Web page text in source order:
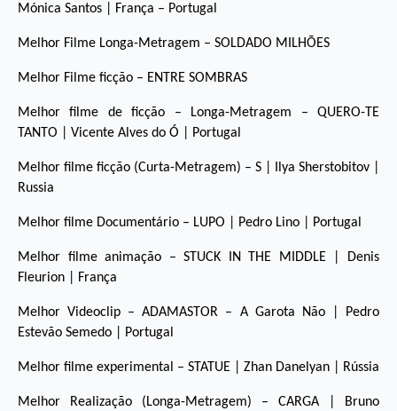
Mónica Santos | França – Portugal
Melhor Filme Longa-Metragem – SOLDADO MILHÕES
Melhor Filme ficção – ENTRE SOMBRAS
Melhor filme de ficção – Longa-Metragem – QUERO-TE
TANTO | Vicente Alves do Ó | Portugal
Melhor filme ficção (Curta-Metragem) – S | Ilya Sherstobitov |
Russia
Melhor filme Documentário – LUPO | Pedro Lino | Portugal
Melhor filme animação – STUCK IN THE MIDDLE | Denis
Fleurion | França
Melhor Videoclip – ADAMASTOR – A Garota Não | Pedro
Estevão Semedo | Portugal
Melhor filme experimental – STATUE | Zhan Danelyan | Rússia
Melhor Realização (Longa-Metragem) – CARGA | Bruno